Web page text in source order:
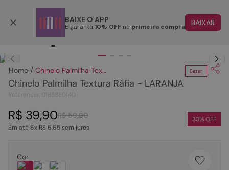
BAIXE O APP
E garanta 10% OFF na primeira compra BAIXAR
Chinelo Palmilha Textura Ráfia - LARANJA Bazar
Chinelo Palmilha Textura Ráfia - LARANJA
R$ 59,90
R$ 39,90
Em até6x R$6,65sem juros
33% OFF
Cor
1
2º
tenis
4º
rasteira
5º
sandalia
bolsa